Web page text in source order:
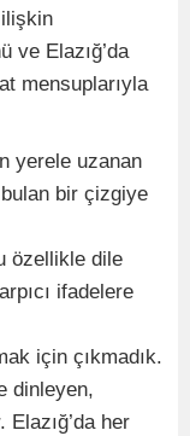
ve Elazığ’da
mensuplarıyla
yerele uzanan
bulan bir çizgiye
özellikle dile
ifadelere
için çıkmadık.
dinleyen,
her